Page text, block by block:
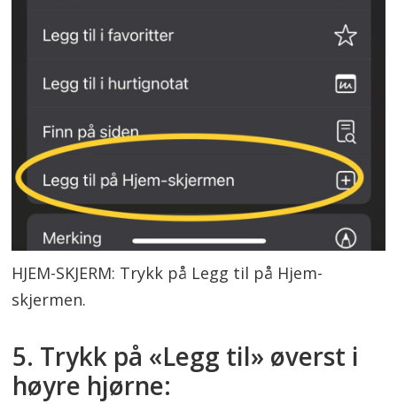
HJEM-SKJERM: Trykk på Legg til på Hjem-
skjermen.
5. Trykk på «Legg til» øverst i
høyre hjørne: